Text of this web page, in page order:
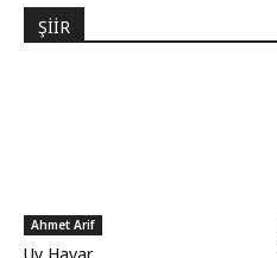
ŞİİR
Ahmet Arif
Uy Havar